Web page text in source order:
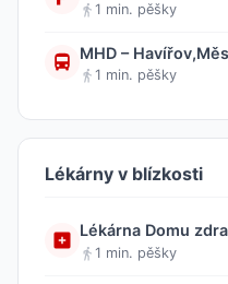
1 min. pěšky
MHD –
1 min. pěšky
Lékárny v blízkosti
Lékárna Domu
1 min. pěšky